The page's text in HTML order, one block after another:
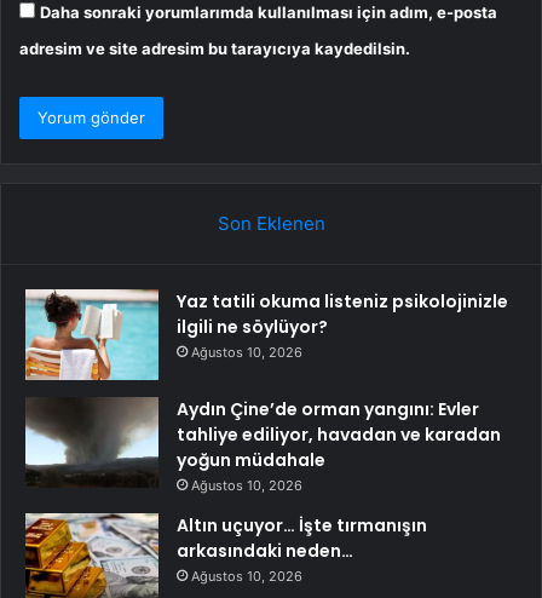
Daha sonraki yorumlarımda kullanılması için adım, e-posta
adresim ve site adresim bu tarayıcıya kaydedilsin.
Son Eklenen
Yaz tatili okuma listeniz psikolojinizle
ilgili ne söylüyor?
Ağustos 10, 2026
Aydın Çine’de orman yangını: Evler
tahliye ediliyor, havadan ve karadan
yoğun müdahale
Ağustos 10, 2026
Altın uçuyor… İşte tırmanışın
arkasındaki neden…
Ağustos 10, 2026